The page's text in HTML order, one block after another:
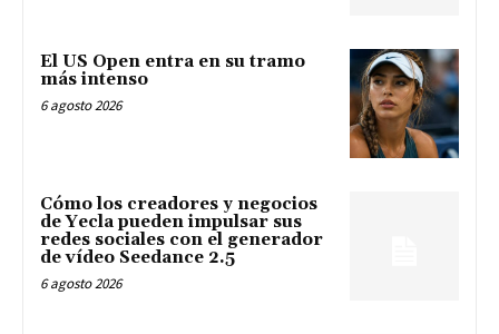
El US Open entra en su tramo
más intenso
6 agosto 2026
Cómo los creadores y negocios
de Yecla pueden impulsar sus
redes sociales con el generador
de vídeo Seedance 2.5
6 agosto 2026